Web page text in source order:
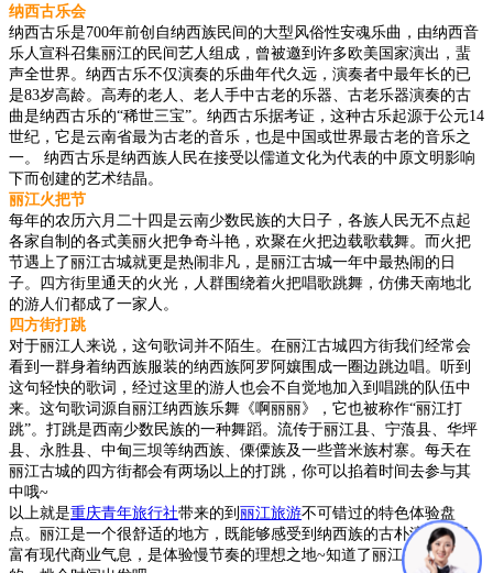
纳西古乐会
纳西古乐是700年前创自纳西族民间的大型风俗性安魂乐曲，由纳西音
乐人宣科召集丽江的民间艺人组成，曾被邀到许多欧美国家演出，蜚
声全世界。纳西古乐不仅演奏的乐曲年代久远，演奏者中最年长的已
是83岁高龄。高寿的老人、老人手中古老的乐器、古老乐器演奏的古
曲是纳西古乐的“稀世三宝”。纳西古乐据考证，这种古乐起源于公元14
世纪，它是云南省最为古老的音乐，也是中国或世界最古老的音乐之
一。 纳西古乐是纳西族人民在接受以儒道文化为代表的中原文明影响
下而创建的艺术结晶。
丽江火把节
每年的农历六月二十四是云南少数民族的大日子，各族人民无不点起
各家自制的各式美丽火把争奇斗艳，欢聚在火把边载歌载舞。而火把
节遇上了丽江古城就更是热闹非凡，是丽江古城一年中最热闹的日
子。四方街里通天的火光，人群围绕着火把唱歌跳舞，仿佛天南地北
的游人们都成了一家人。
四方街打跳
对于丽江人来说，这句歌词并不陌生。在丽江古城四方街我们经常会
看到一群身着纳西族服装的纳西族阿罗阿孃围成一圈边跳边唱。听到
这句轻快的歌词，经过这里的游人也会不自觉地加入到唱跳的队伍中
来。这句歌词源自丽江纳西族乐舞《啊丽丽》，它也被称作“丽江打
跳”。打跳是西南少数民族的一种舞蹈。流传于丽江县、宁蒗县、华坪
县、永胜县、中甸三坝等纳西族、傈僳族及一些普米族村寨。每天在
丽江古城的四方街都会有两场以上的打跳，你可以掐着时间去参与其
中哦~
以上就是重庆青年旅行社带来的到 丽江旅游不可错过的特色体验盘
点。丽江是一个很舒适的地方，既能够感受到纳西族的古朴淳风，又
富有现代商业气息，是体验慢节奏的理想之地~知道了丽江有什么好玩